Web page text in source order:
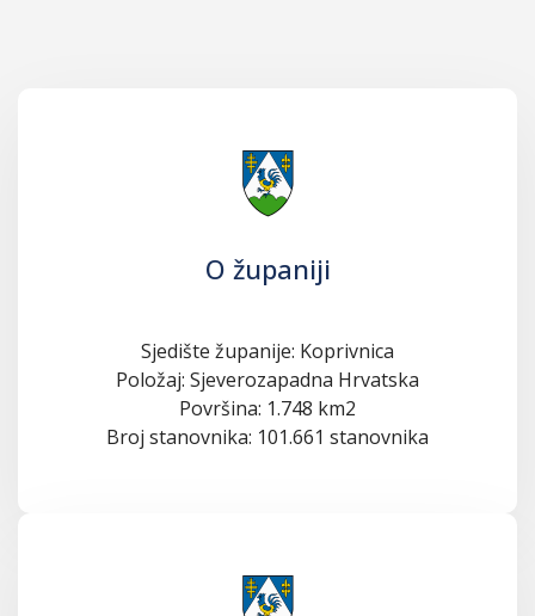
O županiji
Sjedište županije: Koprivnica
Položaj: Sjeverozapadna Hrvatska
Površina: 1.748 km2
Broj stanovnika: 101.661 stanovnika